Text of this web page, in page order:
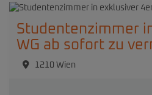
Studentenzimmer
WG ab sofort zu
1210 Wien